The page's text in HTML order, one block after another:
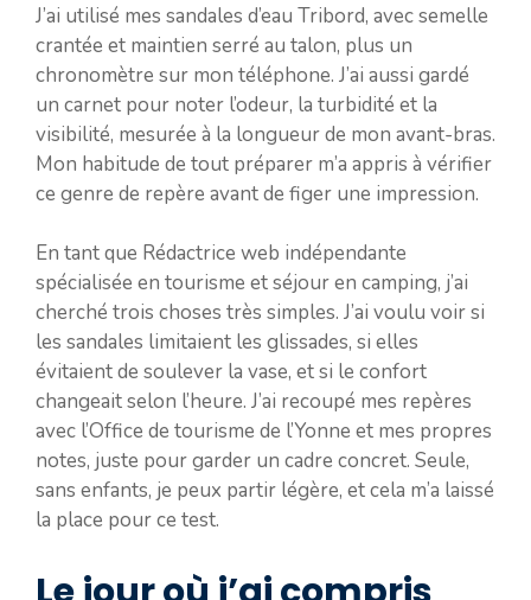
J’ai utilisé mes sandales d’eau Tribord, avec semelle
crantée et maintien serré au talon, plus un
chronomètre sur mon téléphone. J’ai aussi gardé
un carnet pour noter l’odeur, la turbidité et la
visibilité, mesurée à la longueur de mon avant-bras.
Mon habitude de tout préparer m’a appris à vérifier
ce genre de repère avant de figer une impression.
En tant que Rédactrice web indépendante
spécialisée en tourisme et séjour en camping, j’ai
cherché trois choses très simples. J’ai voulu voir si
les sandales limitaient les glissades, si elles
évitaient de soulever la vase, et si le confort
changeait selon l’heure. J’ai recoupé mes repères
avec l’Office de tourisme de l’Yonne et mes propres
notes, juste pour garder un cadre concret. Seule,
sans enfants, je peux partir légère, et cela m’a laissé
la place pour ce test.